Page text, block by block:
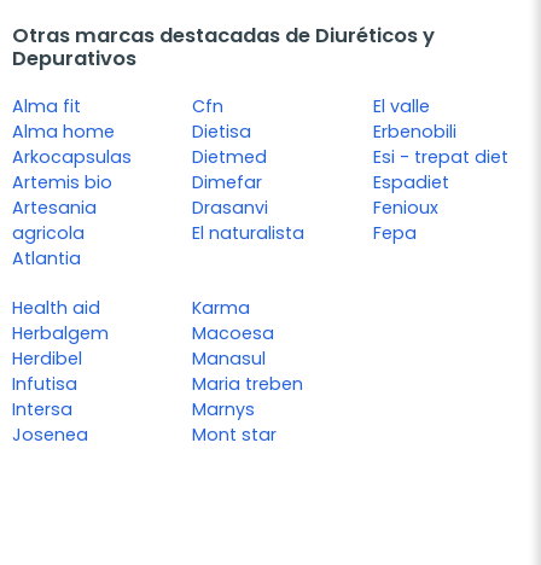
Otras marcas destacadas de Diuréticos y
Depurativos
Alma fit
Alma home
Arkocapsulas
Artemis bio
Artesania
agricola
Atlantia
Cfn
Dietisa
Dietmed
Dimefar
Drasanvi
El naturalista
El valle
Erbenobili
Esi - trepat diet
Espadiet
Fenioux
Fepa
Health aid
Herbalgem
Herdibel
Infutisa
Intersa
Josenea
Karma
Macoesa
Manasul
Maria treben
Marnys
Mont star